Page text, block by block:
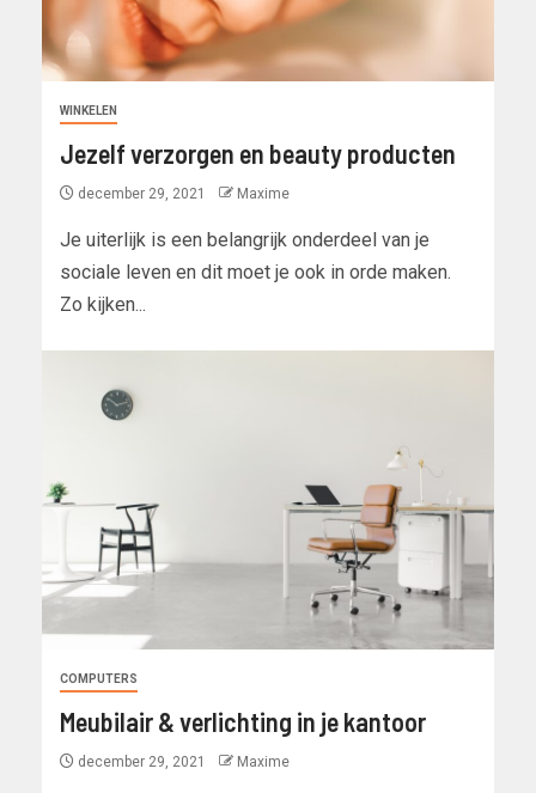
WINKELEN
Jezelf verzorgen en beauty producten
december 29, 2021 Maxime
Je uiterlijk is een belangrijk onderdeel van je
sociale leven en dit moet je ook in orde maken.
Zo kijken...
COMPUTERS
Meubilair & verlichting in je kantoor
december 29, 2021 Maxime